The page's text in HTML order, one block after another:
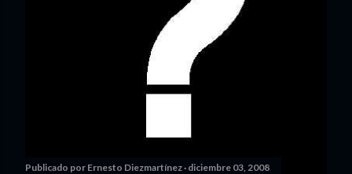
Publicado por Ernesto Diezmartínez diciembre 03, 2008